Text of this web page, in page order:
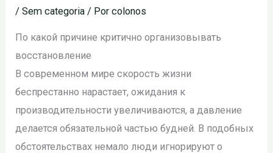
/Sem categoria / Porcolonos
По какой причине критично организовывать
восстановление
В современном мире скорость жизни
беспрестанно нарастает, ожидания к
производительности увеличиваются, а давление
делается обязательной частью будней. В подобных
обстоятельствах немало люди игнорируют о